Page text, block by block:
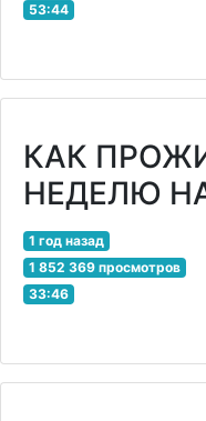
53:44
КАК
НЕДЕЛЮ
1 год назад
1 852 369 просмотров
33:46